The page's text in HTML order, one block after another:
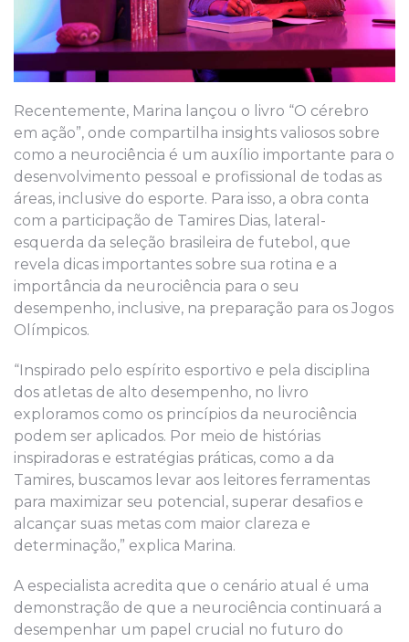
Recentemente, Marina lançou o livro “O cérebro
em ação”, onde compartilha insights valiosos sobre
como a neurociência é um auxílio importante para o
desenvolvimento pessoal e profissional de todas as
áreas, inclusive do esporte. Para isso, a obra conta
com a participação de Tamires Dias, lateral-
esquerda da seleção brasileira de futebol, que
revela dicas importantes sobre sua rotina e a
importância da neurociência para o seu
desempenho, inclusive, na preparação para os Jogos
Olímpicos.
“Inspirado pelo espírito esportivo e pela disciplina
dos atletas de alto desempenho, no livro
exploramos como os princípios da neurociência
podem ser aplicados. Por meio de histórias
inspiradoras e estratégias práticas, como a da
Tamires, buscamos levar aos leitores ferramentas
para maximizar seu potencial, superar desafios e
alcançar suas metas com maior clareza e
determinação,” explica Marina.
A especialista acredita que o cenário atual é uma
demonstração de que a neurociência continuará a
desempenhar um papel crucial no futuro do